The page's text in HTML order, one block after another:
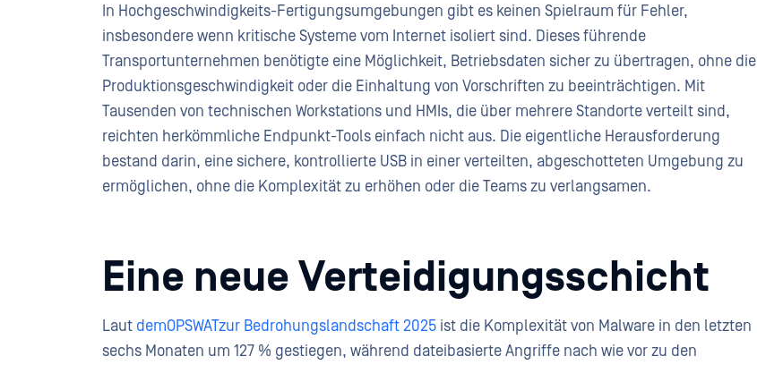
In Hochgeschwindigkeits-Fertigungsumgebungen gibt es keinen Spielraum für Fehler,
insbesondere wenn kritische Systeme vom Internet isoliert sind. Dieses führende
Transportunternehmen benötigte eine Möglichkeit, Betriebsdaten sicher zu übertragen, ohne die
Produktionsgeschwindigkeit oder die Einhaltung von Vorschriften zu beeinträchtigen. Mit
Tausenden von technischen Workstations und HMIs, die über mehrere Standorte verteilt sind,
reichten herkömmliche Endpunkt-Tools einfach nicht aus. Die eigentliche Herausforderung
bestand darin, eine sichere, kontrollierte USB in einer verteilten, abgeschotteten Umgebung zu
ermöglichen, ohne die Komplexität zu erhöhen oder die Teams zu verlangsamen.
Eine neue Verteidigungsschicht
Laut demOPSWATzur Bedrohungslandschaft 2025 ist die Komplexität von Malware in den letzten
sechs Monaten um 127 % gestiegen, während dateibasierte Angriffe nach wie vor zu den